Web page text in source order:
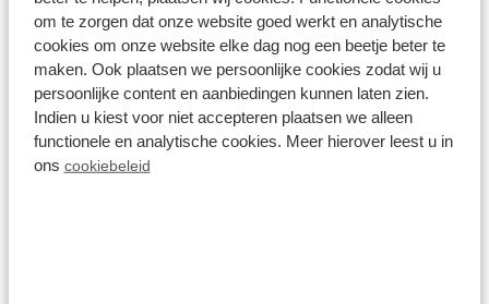
om te zorgen dat onze website goed werkt en analytische
cookies om onze website elke dag nog een beetje beter te
maken. Ook plaatsen we persoonlijke cookies zodat wij u
persoonlijke content en aanbiedingen kunnen laten zien.
Indien u kiest voor niet accepteren plaatsen we alleen
functionele en analytische cookies. Meer hierover leest u in
ons cookiebeleid
oder dem Fußballplatz verbringen.
Erholungssee
Zevenhuizerplas